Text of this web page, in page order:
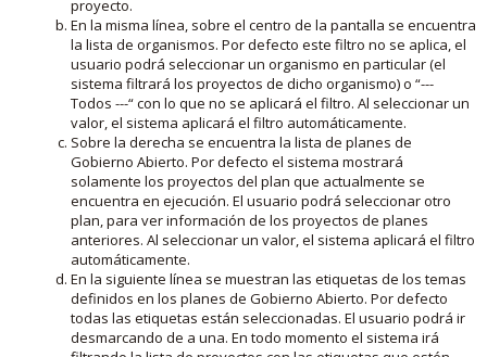
proyecto.
En la misma línea, sobre el centro de la pantalla se encuentra
la lista de organismos. Por defecto este filtro no se aplica, el
usuario podrá seleccionar un organismo en particular (el
sistema filtrará los proyectos de dicho organismo) o “---
Todos ---“ con lo que no se aplicará el filtro. Al seleccionar un
valor, el sistema aplicará el filtro automáticamente.
Sobre la derecha se encuentra la lista de planes de
Gobierno Abierto. Por defecto el sistema mostrará
solamente los proyectos del plan que actualmente se
encuentra en ejecución. El usuario podrá seleccionar otro
plan, para ver información de los proyectos de planes
anteriores. Al seleccionar un valor, el sistema aplicará el filtro
automáticamente.
En la siguiente línea se muestran las etiquetas de los temas
definidos en los planes de Gobierno Abierto. Por defecto
todas las etiquetas están seleccionadas. El usuario podrá ir
desmarcando de a una. En todo momento el sistema irá